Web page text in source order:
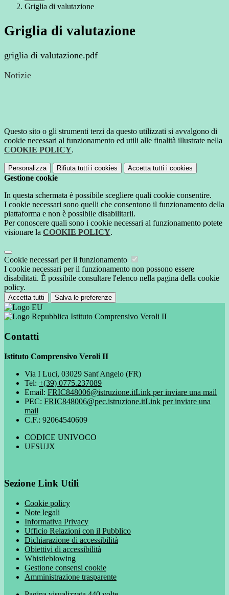
Griglia di valutazione
Griglia di valutazione
griglia di valutazione.pdf
Notizie
Questo sito o gli strumenti terzi da questo utilizzati si avvalgono di
cookie necessari al funzionamento ed utili alle finalità illustrate nella
COOKIE POLICY.
Personalizza Rifiuta tutti i cookies Accetta tutti i cookies
Gestione cookie
In questa schermata è possibile scegliere quali cookie consentire.
I cookie necessari sono quelli che consentono il funzionamento della
piattaforma e non è possibile disabilitarli.
Per conoscere quali sono i cookie necessari al funzionamento potete
visionare la COOKIE POLICY.
Cookie necessari per il funzionamento
I cookie necessari per il funzionamento non possono essere
disabilitati. È possibile consultare l'elenco nella pagina della cookie
policy.
Accetta tutti Salva le preferenze
Istituto Comprensivo Veroli II
Contatti
Istituto Comprensivo Veroli II
Via I Luci, 03029 Sant'Angelo (FR)
Tel: +(39) 0775.237089
Email: FRIC848006@istruzione.itLink per inviare una mail
PEC: FRIC848006@pec.istruzione.itLink per inviare una
mail
C.F.: 92064540609
CODICE UNIVOCO
UFSUJX
Sezione Link Utili
Cookie policy
Note legali
Informativa Privacy
Ufficio Relazioni con il Pubblico
Dichiarazione di accessibilità
Obiettivi di accessibilità
Whistleblowing
Gestione consensi cookie
Amministrazione trasparente